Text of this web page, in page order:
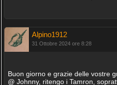
Alpino1912
31 Ottobre 2024 ore 8:28
Buon giorno e grazie delle vostre
@ Johnny, ritengo i Tamron,